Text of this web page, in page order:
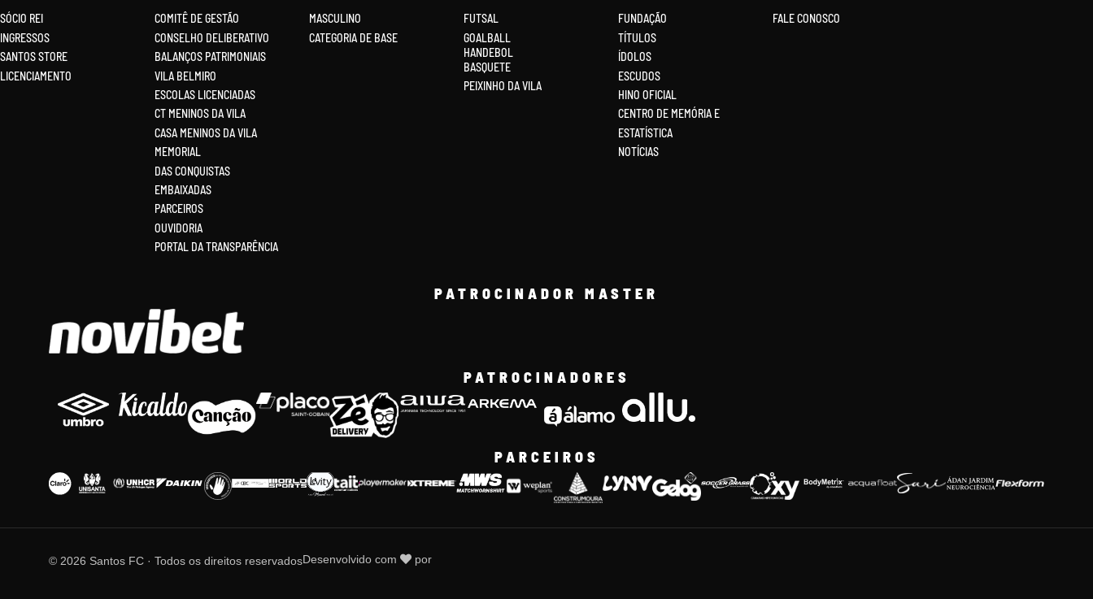
SÓCIO REI
INGRESSOS
SANTOS STORE
LICENCIAMENTO
COMITÊ DE GESTÃO
CONSELHO DELIBERATIVO
BALANÇOS PATRIMONIAIS
VILA BELMIRO
ESCOLAS LICENCIADAS
CT MENINOS DA VILA
CASA MENINOS DA VILA
MEMORIAL
DAS CONQUISTAS
EMBAIXADAS
PARCEIROS
OUVIDORIA
PORTAL DA TRANSPARÊNCIA
MASCULINO
CATEGORIA DE BASE
FUTSAL
GOALBALL
HANDEBOL
BASQUETE
PEIXINHO DA VILA
FUNDAÇÃO
TÍTULOS
ÍDOLOS
ESCUDOS
HINO OFICIAL
CENTRO DE MEMÓRIA E
ESTATÍSTICA
NOTÍCIAS
FALE CONOSCO
PATROCINADOR MASTER
PATROCINADORES
PARCEIROS
© 2026 Santos FC · Todos os direitos reservadosDesenvolvido com por